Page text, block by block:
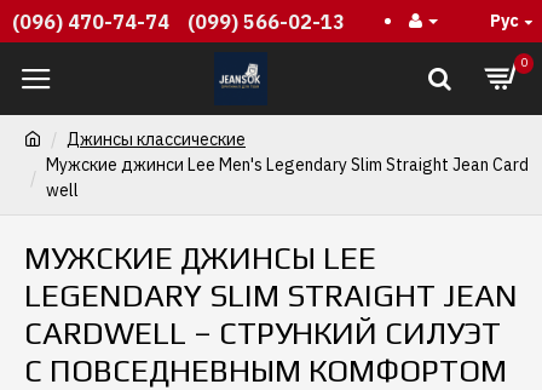
(096) 470-74-74 (099) 566-02-13 Рус
0
Джинсы классические
Мужские джинси Lee Men's Legendary Slim Straight Jean Card
well
МУЖСКИЕ ДЖИНСЫ LEE
LEGENDARY SLIM STRAIGHT JEAN
CARDWELL – СТРУНКИЙ СИЛУЭТ
С ПОВСЕДНЕВНЫМ КОМФОРТОМ